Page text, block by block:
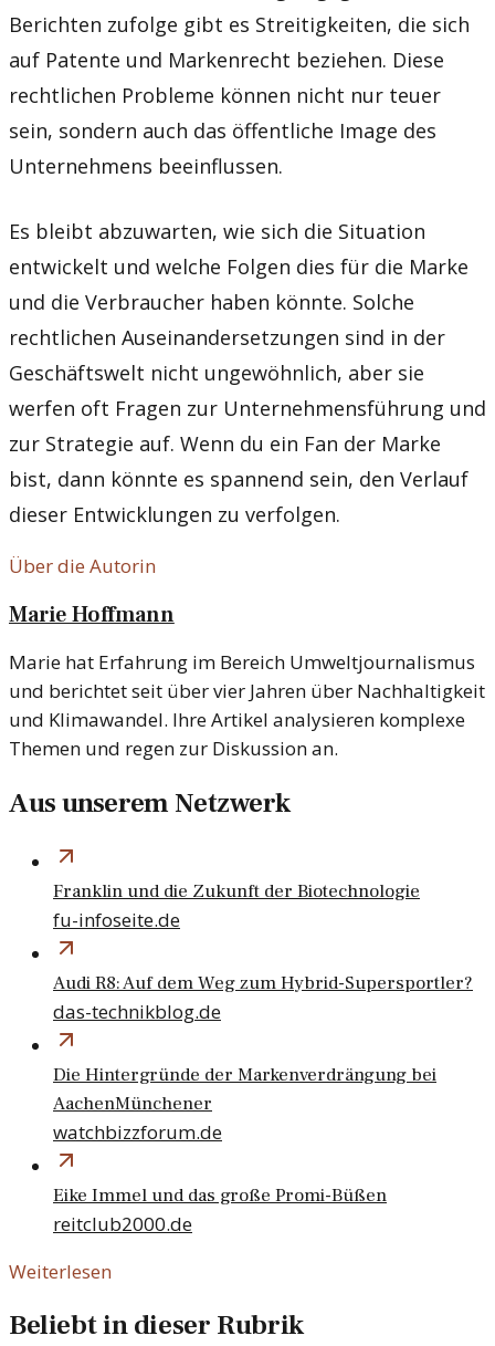
Berichten zufolge gibt es Streitigkeiten, die sich
auf Patente und Markenrecht beziehen. Diese
rechtlichen Probleme können nicht nur teuer
sein, sondern auch das öffentliche Image des
Unternehmens beeinflussen.
Es bleibt abzuwarten, wie sich die Situation
entwickelt und welche Folgen dies für die Marke
und die Verbraucher haben könnte. Solche
rechtlichen Auseinandersetzungen sind in der
Geschäftswelt nicht ungewöhnlich, aber sie
werfen oft Fragen zur Unternehmensführung und
zur Strategie auf. Wenn du ein Fan der Marke
bist, dann könnte es spannend sein, den Verlauf
dieser Entwicklungen zu verfolgen.
Über die Autorin
Marie Hoffmann
Marie hat Erfahrung im Bereich Umweltjournalismus
und berichtet seit über vier Jahren über Nachhaltigkeit
und Klimawandel. Ihre Artikel analysieren komplexe
Themen und regen zur Diskussion an.
Aus unserem Netzwerk
Franklin und die Zukunft der Biotechnologie
fu-infoseite.de
Audi R8: Auf dem Weg zum Hybrid-Supersportler?
das-technikblog.de
Die Hintergründe der Markenverdrängung bei
AachenMünchener
watchbizzforum.de
Eike Immel und das große Promi-Büßen
reitclub2000.de
Weiterlesen
Beliebt in dieser Rubrik